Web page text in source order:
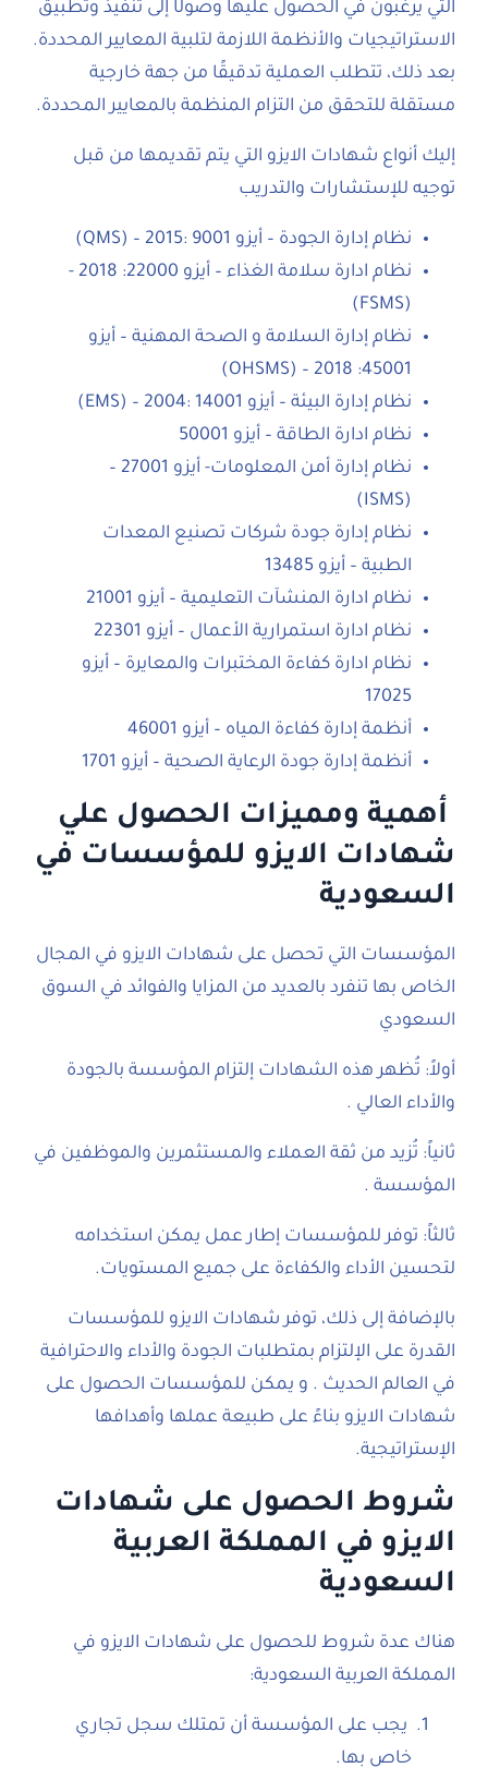
التي يرغبون في الحصول عليها وصولًا إلى تنفيذ وتطبيق
الاستراتيجيات والأنظمة اللازمة لتلبية المعايير المحددة.
بعد ذلك، تتطلب العملية تدقيقًا من جهة خارجية
مستقلة للتحقق من التزام المنظمة بالمعايير المحددة.
إليك أنواع شهادات الايزو التي يتم تقديمها من قبل
توجيه للإستشارات والتدريب
نظام إدارة الجودة – أيزو 9001 :2015 – (QMS)
نظام ادارة سلامة الغذاء – أيزو 22000: 2018 -
(FSMS)
نظام إدارة السلامة و الصحة المهنية – أيزو
45001: 2018 – (OHSMS)
نظام إدارة البيئة – أيزو 14001 :2004 – (EMS)
نظام ادارة الطاقة – أيزو 50001
نظام إدارة أمن المعلومات- أيزو 27001 –
(ISMS)
نظام إدارة جودة شركات تصنيع المعدات
الطبية – أيزو 13485
نظام ادارة المنشآت التعليمية – أيزو 21001
نظام ادارة استمرارية الأعمال – أيزو 22301
نظام ادارة كفاءة المختبرات والمعايرة – أيزو
17025
أنظمة إدارة كفاءة المياه – أيزو 46001
أنظمة إدارة جودة الرعاية الصحية – أيزو 1701
أهمية ومميزات الحصول علي
شهادات الايزو للمؤسسات في
السعودية
المؤسسات التي تحصل على شهادات الايزو في المجال
الخاص بها تنفرد بالعديد من المزايا والفوائد في السوق
السعودي
أولاً: تُظهر هذه الشهادات إلتزام المؤسسة بالجودة
والأداء العالي .
ثانياً: تُزيد من ثقة العملاء والمستثمرين والموظفين في
المؤسسة .
ثالثاً: توفر للمؤسسات إطار عمل يمكن استخدامه
لتحسين الأداء والكفاءة على جميع المستويات.
بالإضافة إلى ذلك، توفر شهادات الايزو للمؤسسات
القدرة على الإلتزام بمتطلبات الجودة والأداء والاحترافية
في العالم الحديث . و يمكن للمؤسسات الحصول على
شهادات الايزو بناءً على طبيعة عملها وأهدافها
الإستراتيجية.
شروط الحصول على شهادات
الايزو في المملكة العربية
السعودية
هناك عدة شروط للحصول على شهادات الايزو في
المملكة العربية السعودية:
يجب على المؤسسة أن تمتلك سجل تجاري
خاص بها.